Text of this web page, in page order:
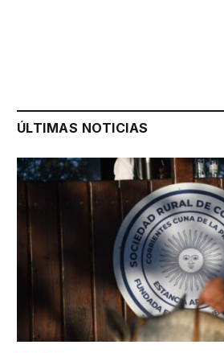
ÚLTIMAS NOTICIAS